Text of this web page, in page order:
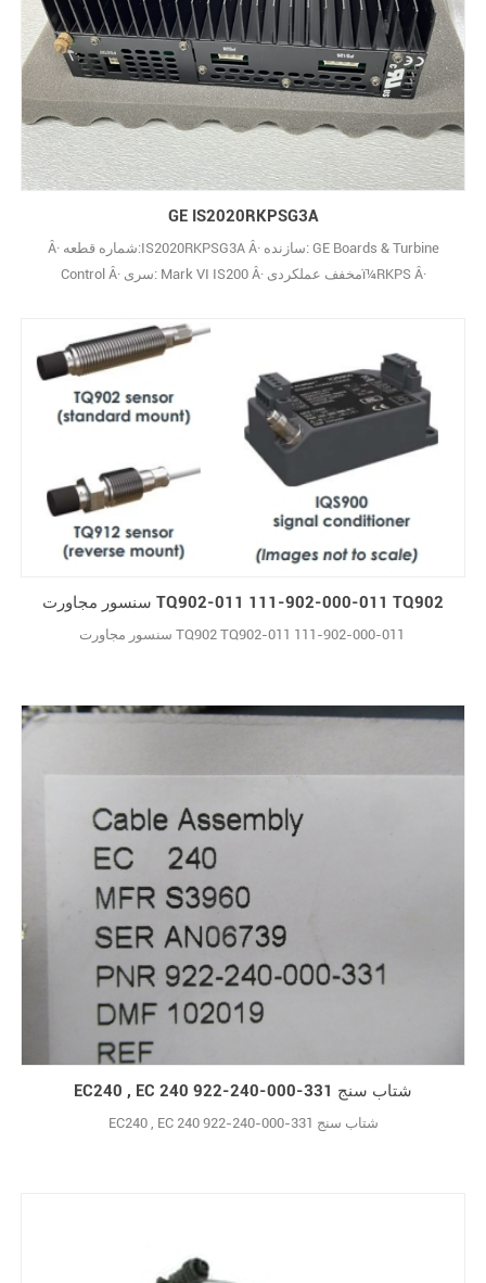
GE IS2020RKPSG3A
Â· شماره قطعه:IS2020RKPSG3A Â· سازنده: GE Boards & Turbine
Control Â· سری: Mark VI IS200 Â· مخفف عملکردیï¼RKPS Â·
سنسور مجاورت TQ902-011 111-902-000-011 TQ902
سنسور مجاورت TQ902 TQ902-011 111-902-000-011
EC240 , EC 240 922-240-000-331 شتاب سنج
EC240 , EC 240 922-240-000-331 شتاب سنج